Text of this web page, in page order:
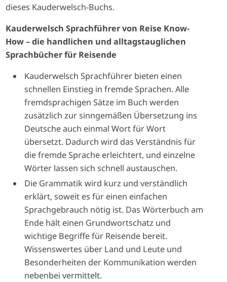
dieses Kauderwelsch-Buchs.
Kauderwelsch Sprachführer von Reise Know-
How – die handlichen und alltagstauglichen
Sprachbücher für Reisende
Kauderwelsch Sprachführer bieten einen
schnellen Einstieg in fremde Sprachen. Alle
fremdsprachigen Sätze im Buch werden
zusätzlich zur sinngemäßen Übersetzung ins
Deutsche auch einmal Wort für Wort
übersetzt. Dadurch wird das Verständnis für
die fremde Sprache erleichtert, und einzelne
Wörter lassen sich schnell austauschen.
Die Grammatik wird kurz und verständlich
erklärt, soweit es für einen einfachen
Sprachgebrauch nötig ist. Das Wörterbuch am
Ende hält einen Grundwortschatz und
wichtige Begriffe für Reisende bereit.
Wissenswertes über Land und Leute und
Besonderheiten der Kommunikation werden
nebenbei vermittelt.